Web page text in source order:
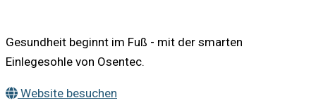
Gesundheit beginnt im Fuß - mit der smarten
Einlegesohle von Osentec.
Website besuchen